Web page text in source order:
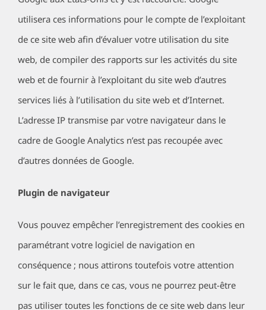
utilisera ces informations pour le compte de l’exploitant
de ce site web afin d’évaluer votre utilisation du site
web, de compiler des rapports sur les activités du site
web et de fournir à l’exploitant du site web d’autres
services liés à l’utilisation du site web et d’Internet.
L’adresse IP transmise par votre navigateur dans le
cadre de Google Analytics n’est pas recoupée avec
d’autres données de Google.
Plugin de navigateur
Vous pouvez empêcher l’enregistrement des cookies en
paramétrant votre logiciel de navigation en
conséquence ; nous attirons toutefois votre attention
sur le fait que, dans ce cas, vous ne pourrez peut-être
pas utiliser toutes les fonctions de ce site web dans leur